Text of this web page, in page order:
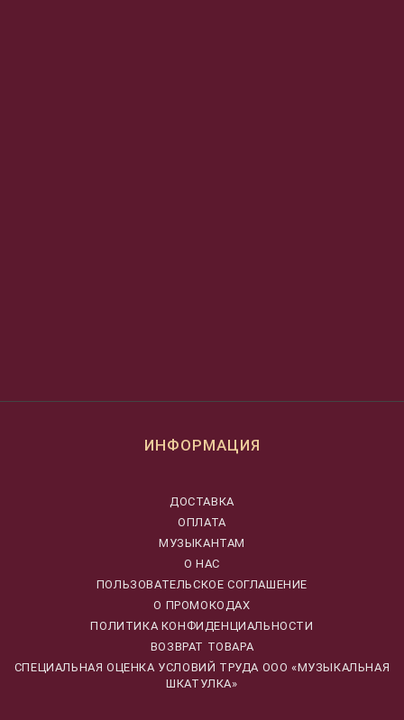
ИНФОРМАЦИЯ
ДОСТАВКА
ОПЛАТА
МУЗЫКАНТАМ
О НАС
ПОЛЬЗОВАТЕЛЬСКОЕ СОГЛАШЕНИЕ
О ПРОМОКОДАХ
ПОЛИТИКА КОНФИДЕНЦИАЛЬНОСТИ
ВОЗВРАТ ТОВАРА
CПЕЦИАЛЬНАЯ ОЦЕНКА УСЛОВИЙ ТРУДА ООО «МУЗЫКАЛЬНАЯ
ШКАТУЛКА»